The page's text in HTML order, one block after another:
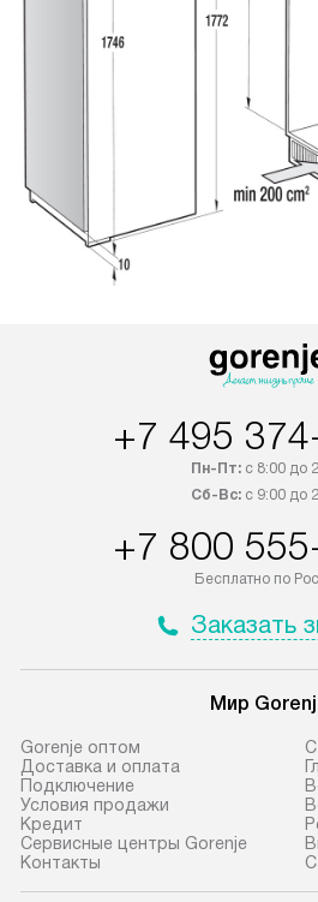
+7 495
Пн-Пт:с 8:00 до
Сб-Вс:с 9:00 до
+7 800
Бесплатно по
Заказать
Мир
Gorenje оптом
Доставка и оплата
Подключение
Условия продажи
Кредит
Сервисные центры Gorenje
Контакты